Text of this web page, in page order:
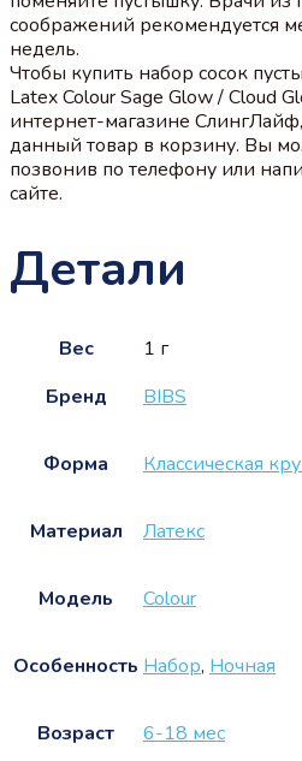
соображений рекомендуется
недель.
Чтобы купить набор сосок
Latex Colour Sage Glow / Cloud
интернет-магазине
данный товар в корзину. Вы
позвонив по телефону или
сайте.
Детали
Вес
1 г
Бренд
BIBS
Форма Классическая
Материал Латекс
Модель Colour
Особенность Набор, Ночная
Возраст 6-18 мес